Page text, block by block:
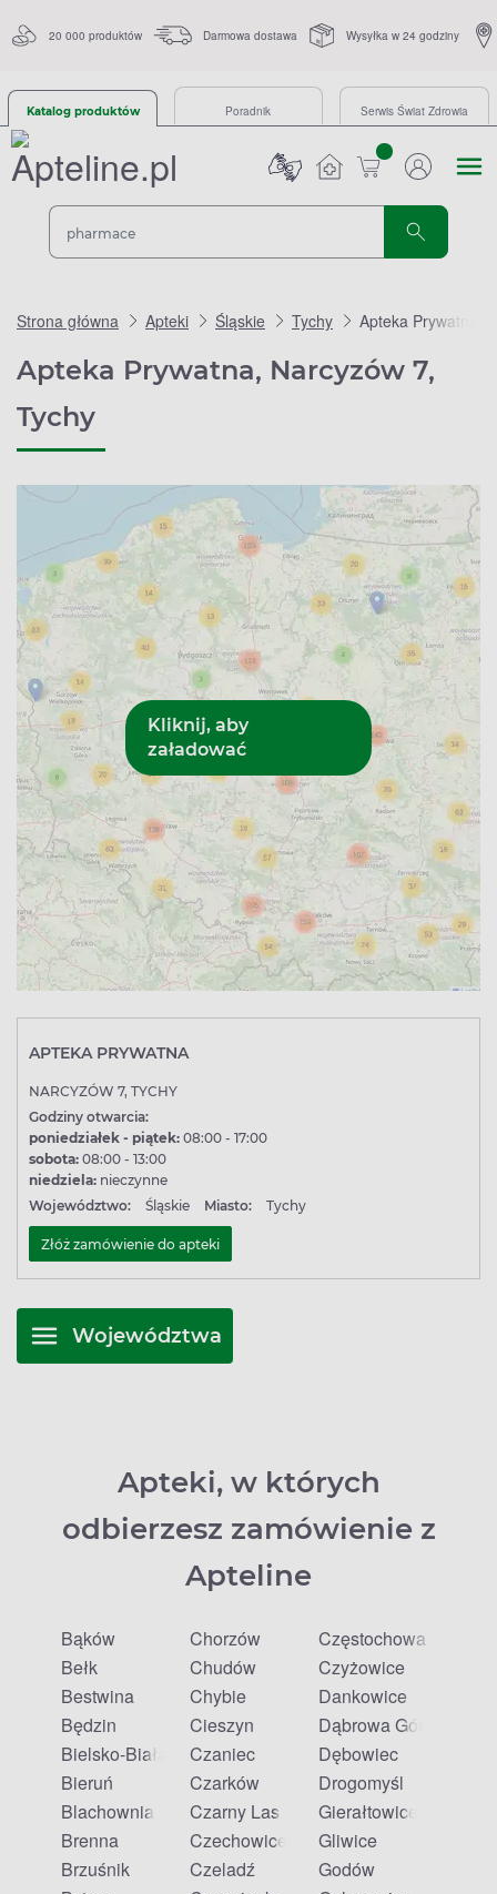
20 000 produktów Darmowa dostawa Wysyłka w 24 godziny
Katalog produktów Poradnik Serwis Świat Zdrowia
sztuk
Strona główna Apteki Śląskie Tychy Apteka Prywatna,
Apteka Prywatna, Narcyzów 7,
Tychy
APTEKA PRYWATNA
NARCYZÓW 7, TYCHY
Godziny otwarcia:
poniedziałek - piątek: 08:00 - 17:00
sobota: 08:00 - 13:00
niedziela: nieczynne
Województwo:
Śląskie Miasto: Tychy
Złóż zamówienie do apteki
Województwa
Apteki, w których
odbierzesz zamówienie z
Apteline
Bąków
Bełk
Bestwina
Będzin
Bielsko-Biała
Bieruń
Blachownia
Brenna
Brzuśnik
Chorzów
Chudów
Chybie
Cieszyn
Czaniec
Czarków
Czarny Las
Czechowice-Dziedzice
Czeladź
Częstochowa
Czyżowice
Dankowice
Dąbrowa Górnicza
Dębowiec
Drogomyśl
Gierałtowice
Gliwice
Godów